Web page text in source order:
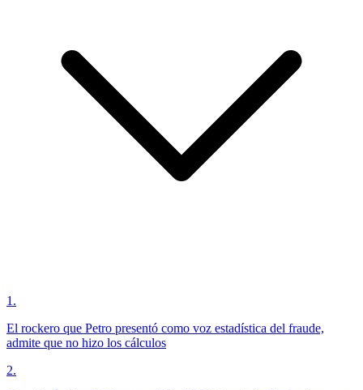
1 .
El rockero que Petro presentó como voz estadística del fraude,
admite que no hizo los cálculos
2.